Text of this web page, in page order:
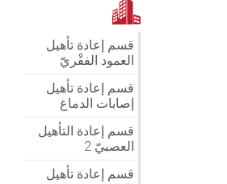
قسم إعادة تأهيل
العمود الفقْريّ
قسم إعادة تأهيل
إصابات الدماغ
قسم إعادة التأهيل
العصبيّ 2
قسم إعادة تأهيل